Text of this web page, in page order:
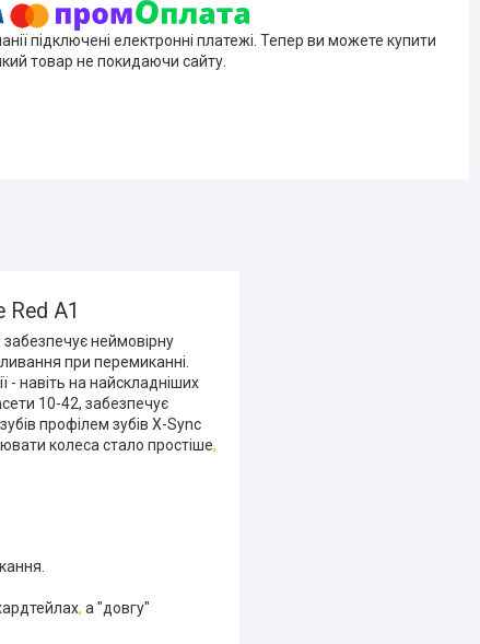
підключені електронні платежі. Тепер ви можете купити
товар не покидаючи сайту.
Red A1
неймовірну
при перемиканні.
- навіть на найскладніших
10-42, забезпечує
профілем зубів X-Sync
колеса стало простіше,
, а "довгу"